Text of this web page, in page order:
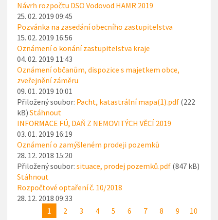
Návrh rozpočtu DSO Vodovod HAMR 2019
25. 02. 2019 09:45
Pozvánka na zasedání obecního zastupitelstva
15. 02. 2019 16:56
Oznámení o konání zastupitelstva kraje
04. 02. 2019 11:43
Oznámení občanům, dispozice s majetkem obce,
zveřejnění záměru
09. 01. 2019 10:01
Přiložený soubor: Pacht, katastrální mapa(1).pdf (222
kB) Stáhnout
INFORMACE FÚ, DAŇ Z NEMOVITÝCH VĚCÍ 2019
03. 01. 2019 16:19
Oznámení o zamýšleném prodeji pozemků
28. 12. 2018 15:20
Přiložený soubor: situace, prodej pozemků.pdf (847 kB)
Stáhnout
Rozpočtové optaření č. 10/2018
28. 12. 2018 09:33
1
2 3 4 5 6 7 8 9 10